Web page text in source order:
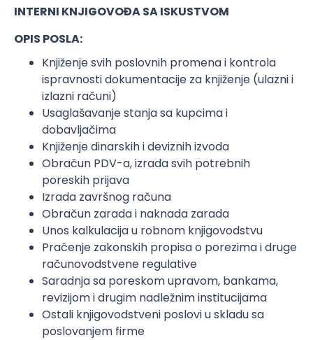
INTERNI KNJIGOVOĐA SA ISKUSTVOM
OPIS POSLA:
Knjiženje svih poslovnih promena i kontrola
ispravnosti dokumentacije za knjiženje (ulazni i
izlazni računi)
Usaglašavanje stanja sa kupcima i
dobavljačima
Knjiženje dinarskih i deviznih izvoda
Obračun PDV-a, izrada svih potrebnih
poreskih prijava
Izrada završnog računa
Obračun zarada i naknada zarada
Unos kalkulacija u robnom knjigovodstvu
Praćenje zakonskih propisa o porezima i druge
računovodstvene regulative
Saradnja sa poreskom upravom, bankama,
revizijom i drugim nadležnim institucijama
Ostali knjigovodstveni poslovi u skladu sa
poslovanjem firme